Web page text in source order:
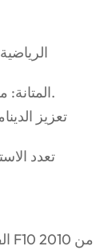
المتانة: مقاومة للتآكل اليومي والعوامل البيئية.
تعزيز
تعدد